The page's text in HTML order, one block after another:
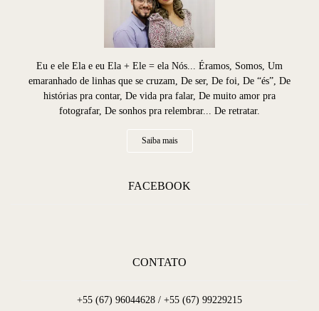
Eu e ele Ela e eu Ela + Ele = ela Nós... Éramos, Somos, Um
emaranhado de linhas que se cruzam, De ser, De foi, De “és”, De
histórias pra contar, De vida pra falar, De muito amor pra
fotografar, De sonhos pra relembrar... De retratar.
Saiba mais
FACEBOOK
CONTATO
+55 (67) 96044628 / +55 (67) 99229215